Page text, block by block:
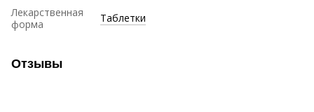
Лекарственная
форма
Таблетки
Отзывы